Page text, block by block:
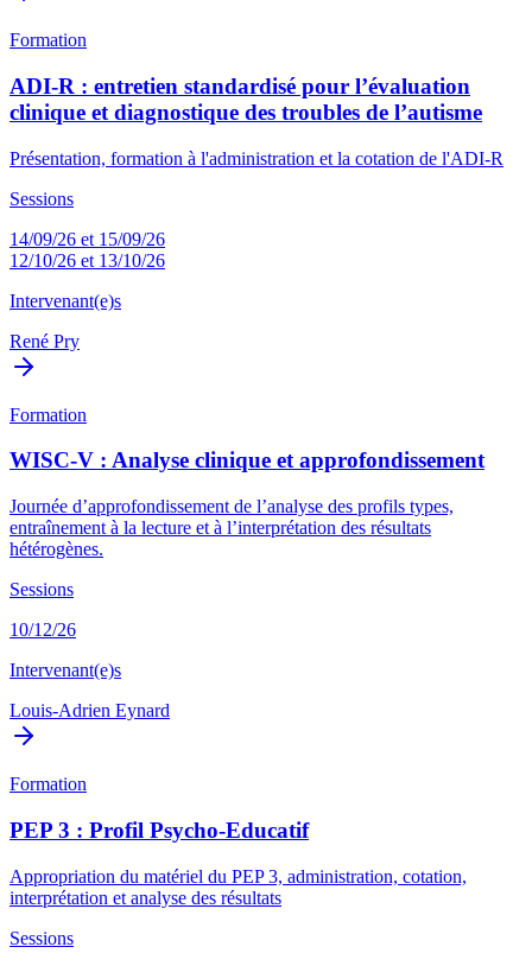
Formation
ADI-R : entretien standardisé pour l’évaluation
clinique et diagnostique des troubles de l’autisme
Présentation, formation à l'administration et la cotation de l'ADI-R
Sessions
14/09/26 et 15/09/26
12/10/26 et 13/10/26
Intervenant(e)s
René Pry
Formation
WISC-V : Analyse clinique et approfondissement
Journée d’approfondissement de l’analyse des profils types,
entraînement à la lecture et à l’interprétation des résultats
hétérogènes.
Sessions
10/12/26
Intervenant(e)s
Louis-Adrien Eynard
Formation
PEP 3 : Profil Psycho-Educatif
Appropriation du matériel du PEP 3, administration, cotation,
interprétation et analyse des résultats
Sessions